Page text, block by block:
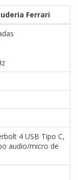
Ferrari
4 USB Tipo C,
audio/micro de